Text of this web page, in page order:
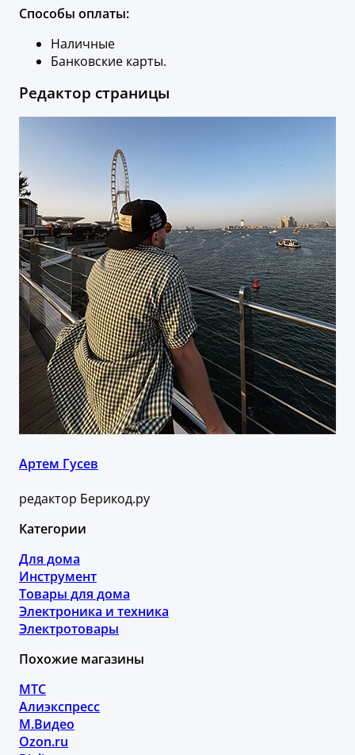
Способы оплаты:
Наличные
Банковские карты.
Редактор страницы
Артем Гусев
редактор Берикод.ру
Категории
Для дома
Инструмент
Товары для дома
Электроника и техника
Электротовары
Похожие магазины
МТС
Алиэкспресс
М.Видео
Ozon.ru